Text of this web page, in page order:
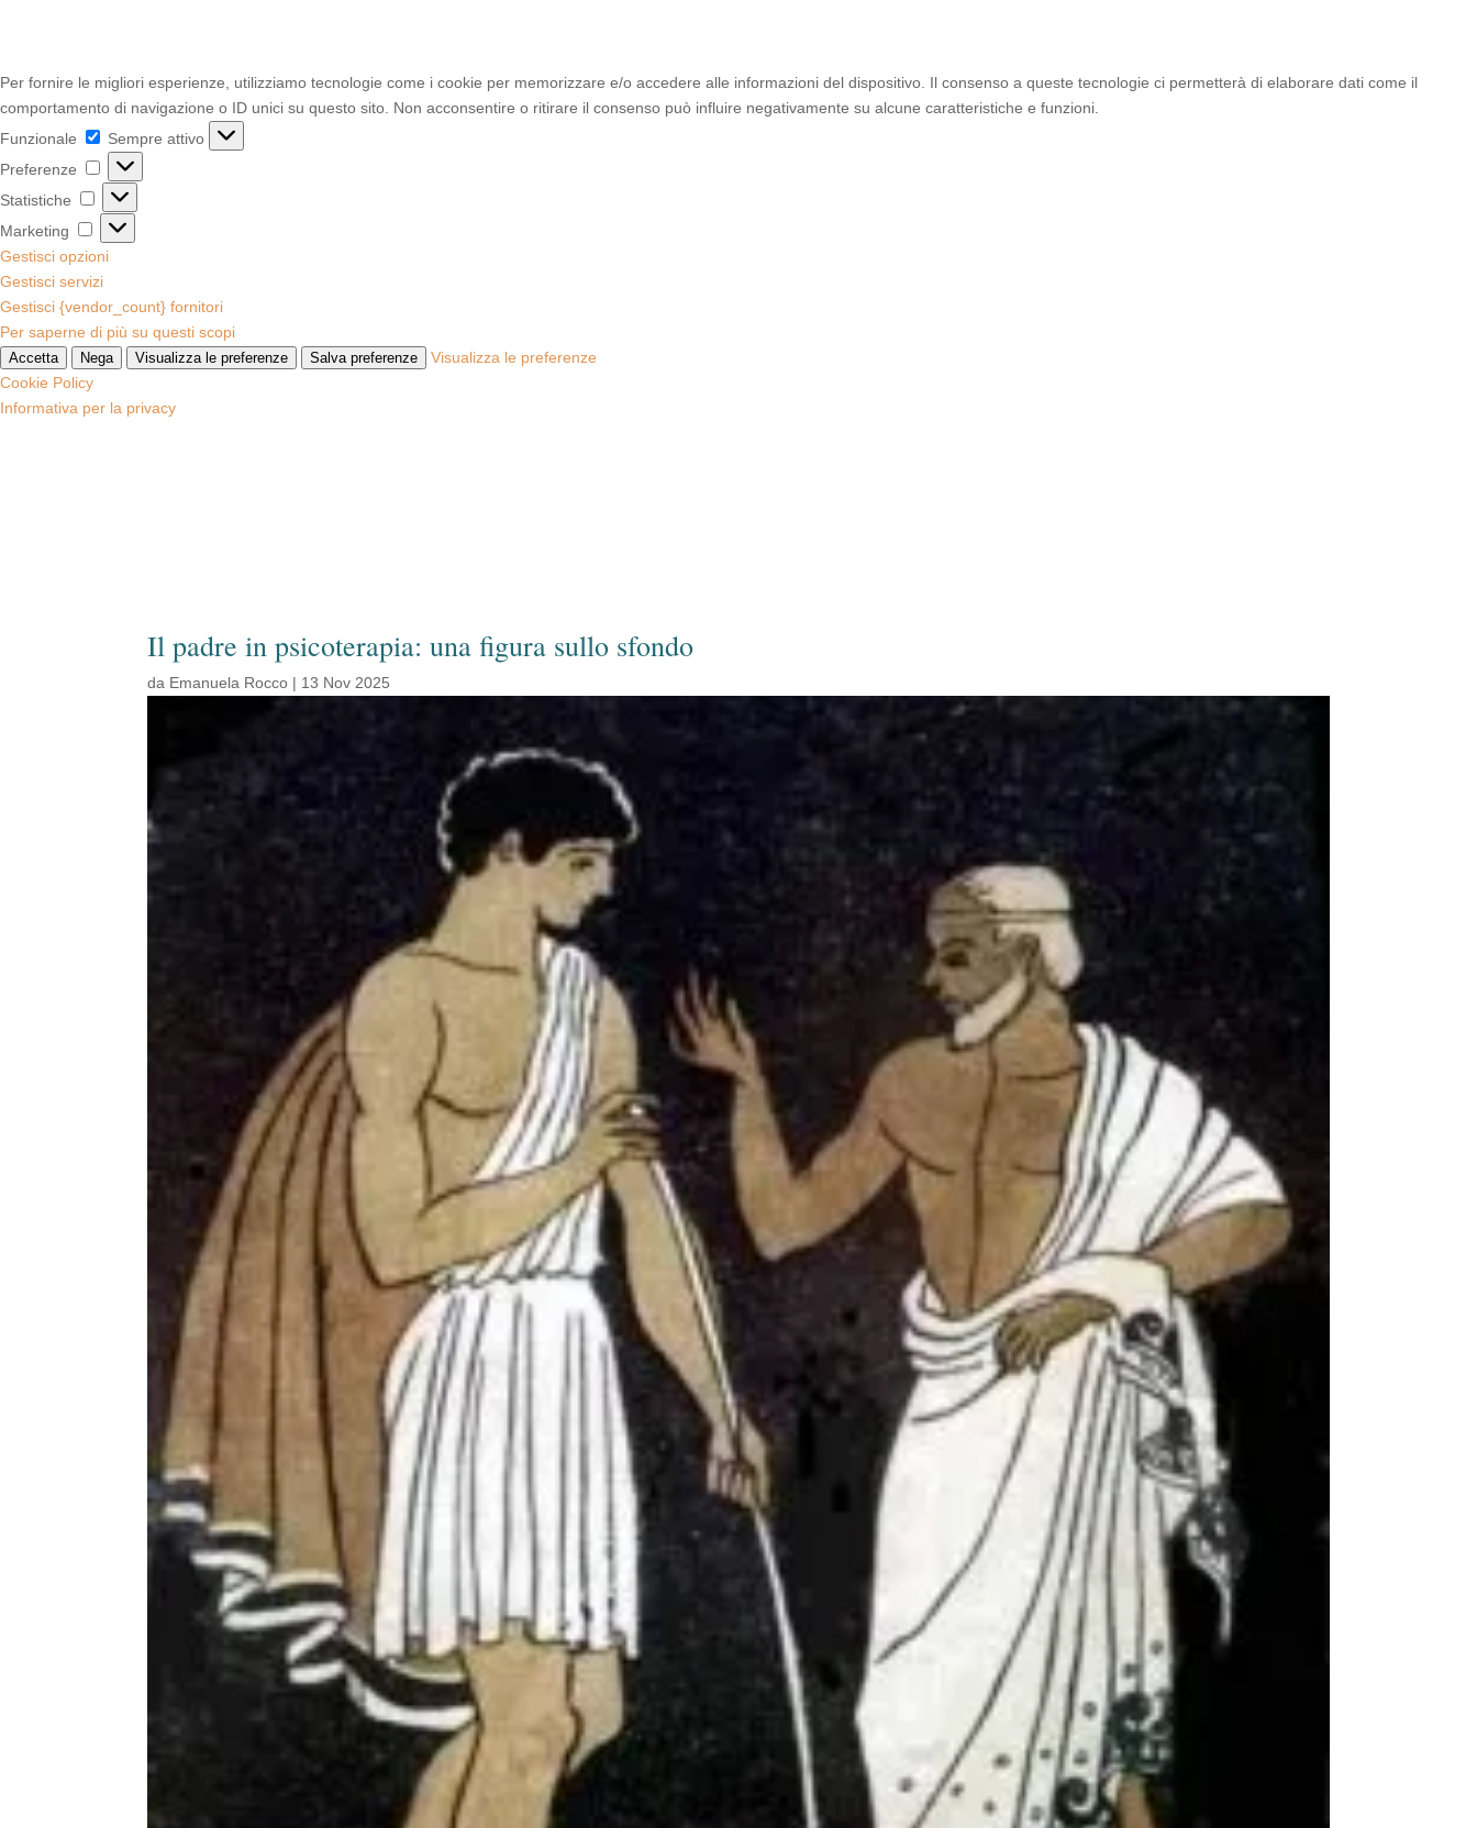
Per fornire le migliori esperienze, utilizziamo tecnologie come i cookie per memorizzare e/o accedere alle informazioni del dispositivo. Il consenso a queste tecnologie ci permetterà di elaborare dati come il
comportamento di navigazione o ID unici su questo sito. Non acconsentire o ritirare il consenso può influire negativamente su alcune caratteristiche e funzioni.
Funzionale
Funzionale
Sempre attivo
Preferenze
Preferenze
Statistiche Statistiche
Marketing
Marketing
Gestisci opzioni
Gestisci servizi
Gestisci {vendor_count} fornitori
Per saperne di più su questi scopi
Accetta Nega Visualizza le preferenze Salva preferenze
Visualizza le preferenze
Cookie Policy
Informativa per la privacy
Il padre in psicoterapia: una figura sullo sfondo
da Emanuela Rocco | 13 Nov 2025